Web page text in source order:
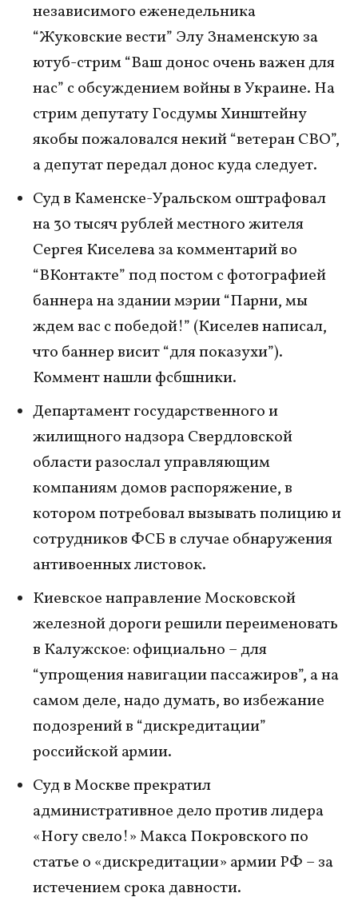
независимого еженедельника
“Жуковские вести” Элу Знаменскую за
ютуб-стрим “Ваш донос очень важен для
нас” с обсуждением войны в Украине. На
стрим депутату Госдумы Хинштейну
якобы пожаловался некий “ветеран СВО”,
а депутат передал донос куда следует.
Суд в Каменске-Уральском оштрафовал
на 30 тысяч рублей местного жителя
Сергея Киселева за комментарий во
“ВКонтакте” под постом с фотографией
баннера на здании мэрии “Парни, мы
ждем вас с победой!” (Киселев написал,
что баннер висит “для показухи”).
Коммент нашли фсбшники.
Департамент государственного и
жилищного надзора Свердловской
области разослал управляющим
компаниям домов распоряжение, в
котором потребовал вызывать полицию и
сотрудников ФСБ в случае обнаружения
антивоенных листовок.
Киевское направление Московской
железной дороги решили переименовать
в Калужское: официально – для
“упрощения навигации пассажиров”, а на
самом деле, надо думать, во избежание
подозрений в “дискредитации”
российской армии.
Суд в Москве прекратил
административное дело против лидера
«Ногу свело!» Макса Покровского по
статье о «дискредитации» армии РФ – за
истечением срока давности.